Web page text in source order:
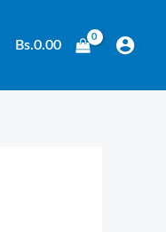
Bs.0.00